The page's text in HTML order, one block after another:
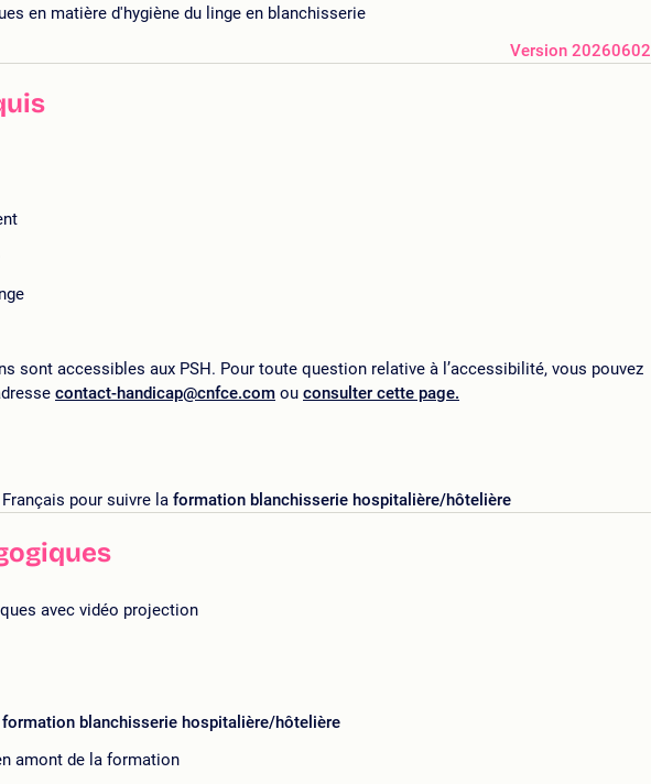
en matière d'hygiène du linge en blanchisserie
Version 20260602
sont accessibles aux PSH. Pour toute question relative à l’accessibilité, vous pouvez
contact-handicap@cnfce.com ou consulter cette page.
pour suivre la formation blanchisserie hospitalière/hôtelière
avec vidéo projection
formation blanchisserie hospitalière/hôtelière
amont de la formation